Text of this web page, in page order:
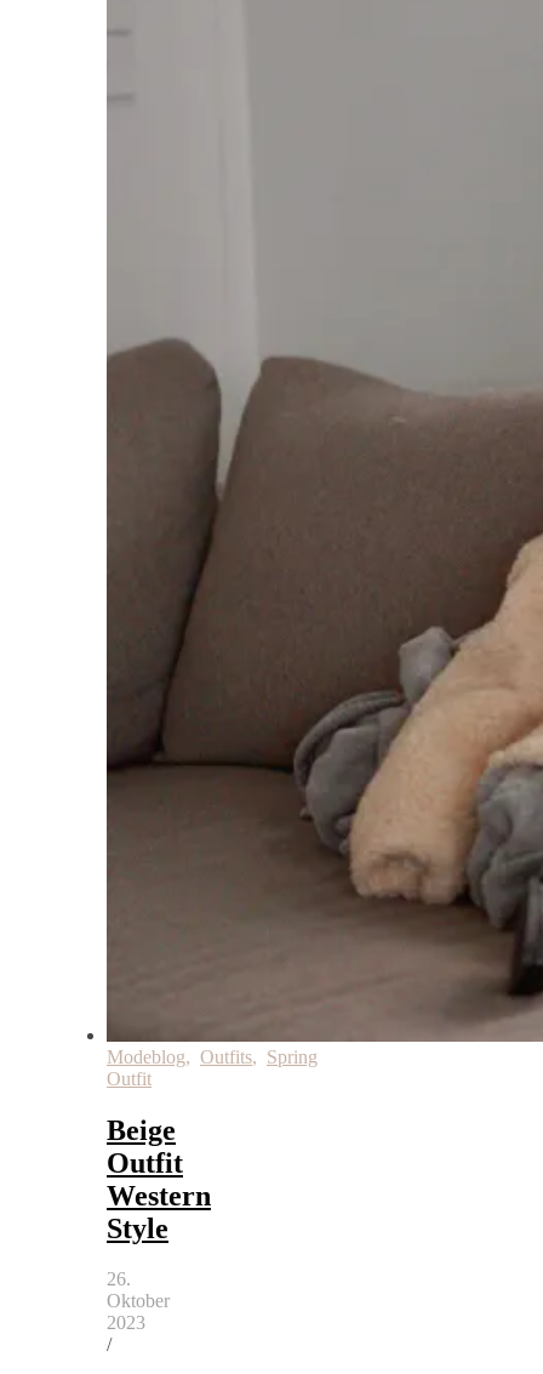
Modeblog, Outfits, Spring
Outfit
Beige
Outfit
Western
Style
26.
Oktober
2023
/